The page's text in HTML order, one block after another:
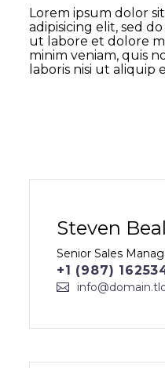
Lorem ipsum dolor
adipisicing elit, sed
ut labore et dolore
minim veniam, quis
laboris nisi ut aliquip
Steven
Senior Sales
+1 (987)